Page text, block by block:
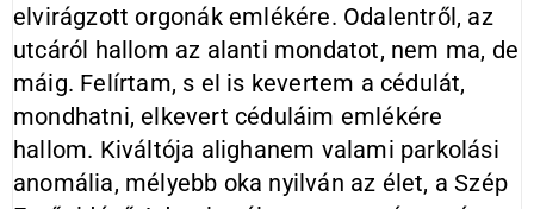
elvirágzott orgonák emlékére. Odalentről, az
utcáról hallom az alanti mondatot, nem ma, de
máig. Felírtam, s el is kevertem a cédulát,
mondhatni, elkevert céduláim emlékére
hallom. Kiváltója alighanem valami parkolási
anomália, mélyebb oka nyilván az élet, a Szép